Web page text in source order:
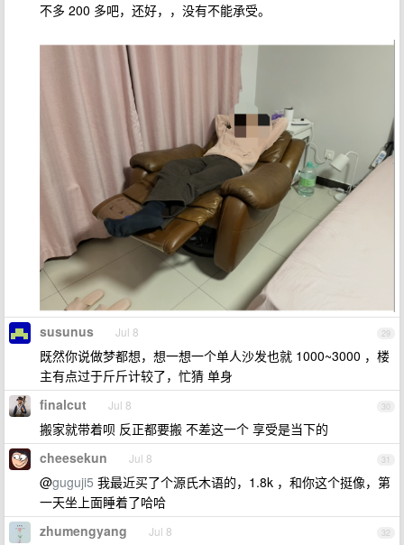
不多 200 多吧，还好，，没有不能承受。
29
susunus Jul 8
既然你说做梦都想，想一想一个单人沙发也就 1000~3000 ，楼
主有点过于斤斤计较了，忙猜 单身
30
finalcut Jul 8
搬家就带着呗 反正都要搬 不差这一个 享受是当下的
31
cheesekun Jul 8
@guguji5 我最近买了个源氏木语的，1.8k ，和你这个挺像，第
一天坐上面睡着了哈哈
32
zhumengyang Jul 8